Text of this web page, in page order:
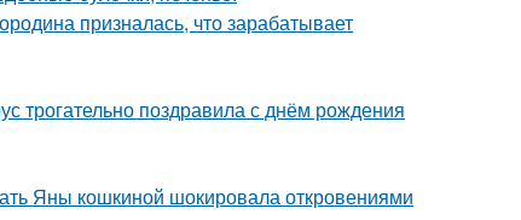
призналась, что зарабатывает
трогательно поздравила с днём рождения
Яны кошкиной шокировала откровениями